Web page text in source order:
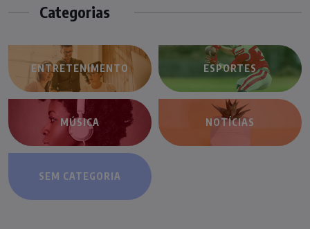
Categorias
ENTRETENIMENTO ESPORTES
MÚSICA NOTÍCIAS
SEM CATEGORIA